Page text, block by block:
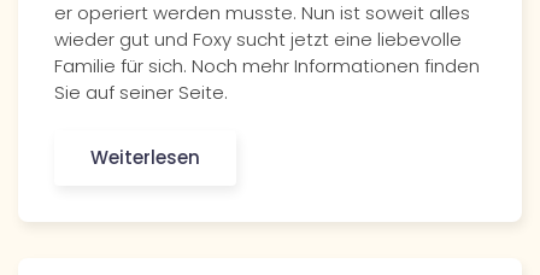
er operiert werden musste. Nun ist soweit alles
wieder gut und Foxy sucht jetzt eine liebevolle
Familie für sich. Noch mehr Informationen finden
Sie auf seiner Seite.
Weiterlesen